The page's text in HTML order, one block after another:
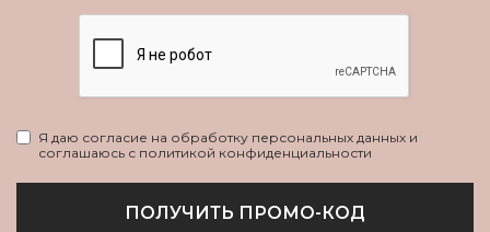
Я даю согласие на обработку персональных данных и
соглашаюсь с политикой конфиденциальности
ПОЛУЧИТЬ ПРОМО-КОД